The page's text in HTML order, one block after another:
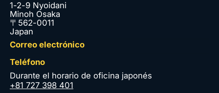
1-2-9 Nyoidani
Minoh Osaka
〒562-0011
Japan
Correo electrónico
Teléfono
Durante el horario de oficina japonés
+81 727 398 401